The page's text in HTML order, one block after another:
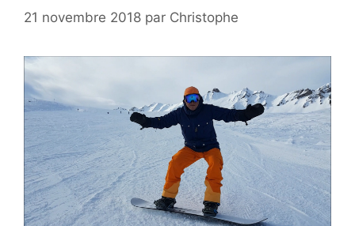
21 novembre 2018 par Christophe